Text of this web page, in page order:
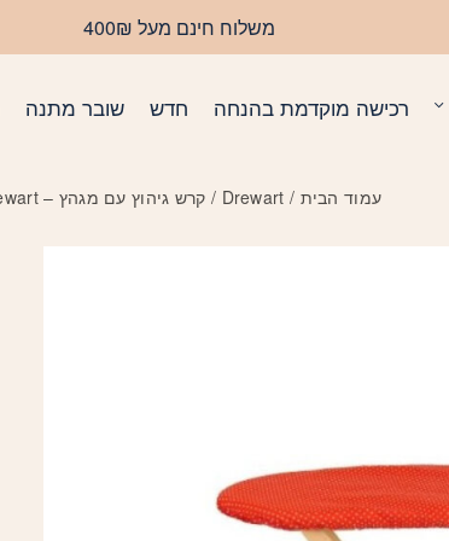
משלוח חינם מעל 400₪
רכישה מוקדמת בהנחה חדש שובר מתנה
עמוד הבית /
Drewart / קרש גיהוץ עם מגהץ – Drewart